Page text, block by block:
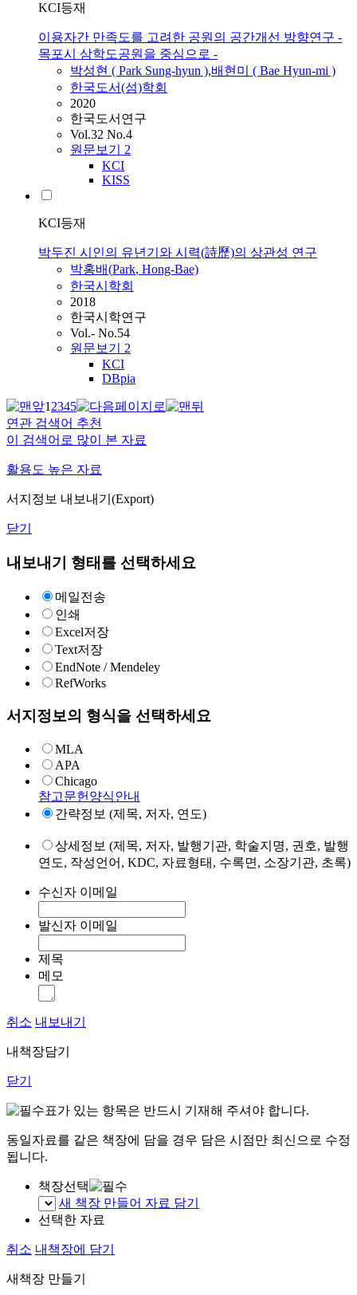
KCI등재
이용자간 만족도를 고려한 공원의 공간개선 방향연구 -
목포시 삼학도공원을 중심으로 -
박성현 ( Park Sung-hyun ),배현미 ( Bae Hyun-mi )
한국도서(섬)학회
2020
한국도서연구
Vol.32 No.4
원문보기 2
KCI
KISS
KCI등재
박두진 시인의 유년기와 시력(詩歷)의 상관성 연구
박홍배(Park, Hong-Bae)
한국시학회
2018
한국시학연구
Vol.- No.54
원문보기 2
KCI
DBpia
12345
연관 검색어 추천
이 검색어로 많이 본 자료
활용도 높은 자료
서지정보 내보내기(Export)
닫기
내보내기 형태를 선택하세요
메일전송
인쇄
Excel저장
Text저장
EndNote / Mendeley
RefWorks
서지정보의 형식을 선택하세요
MLA
APA
Chicago
참고문헌양식안내
간략정보 (제목, 저자, 연도)
상세정보 (제목, 저자, 발행기관, 학술지명, 권호, 발행
연도, 작성언어, KDC, 자료형태, 수록면, 소장기관, 초록)
수신자 이메일
발신자 이메일
제목
메모
취소 내보내기
내책장담기
닫기
표가 있는 항목은 반드시 기재해 주셔야 합니다.
동일자료를 같은 책장에 담을 경우 담은 시점만 최신으로 수정
됩니다.
책장선택
새 책장 만들어 자료 담기
선택한 자료
취소 내책장에 담기
새책장 만들기